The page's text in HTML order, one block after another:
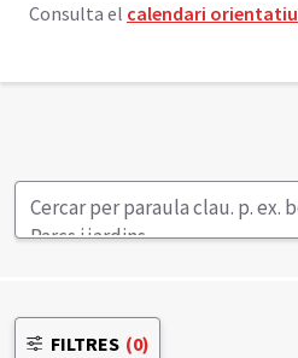
Consulta el calendari orientatiu
FILTRES (0)